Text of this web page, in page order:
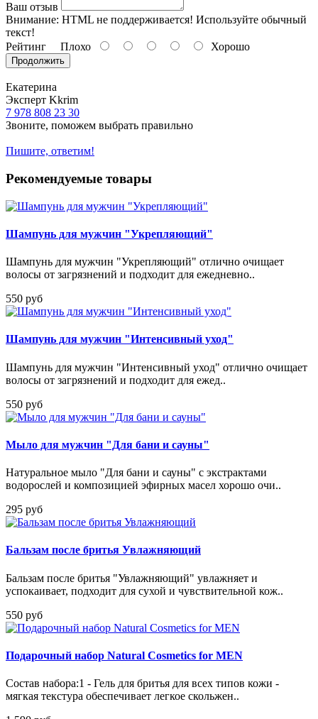
Ваш отзыв
Внимание: HTML не поддерживается! Используйте обычный
текст!
Рейтинг Плохо Хорошо
Продолжить
Екатерина
Эксперт Kkrim
7 978 808 23 30
Звоните, поможем выбрать правильно
Пишите, ответим!
Рекомендуемые товары
Шампунь для мужчин "Укрепляющий"
Шампунь для мужчин "Укрепляющий" отлично очищает
волосы от загрязнений и подходит для ежедневно..
550 руб
Шампунь для мужчин "Интенсивный уход"
Шампунь для мужчин "Интенсивный уход" отлично очищает
волосы от загрязнений и подходит для ежед..
550 руб
Мыло для мужчин "Для бани и сауны"
Натуральное мыло "Для бани и сауны" с экстрактами
водорослей и композицией эфирных масел хорошо очи..
295 руб
Бальзам после бритья Увлажняющий
Бальзам после бритья "Увлажняющий" увлажняет и
успокаивает, подходит для сухой и чувствительной кож..
550 руб
Подарочный набор Natural Cosmetics for MEN
Состав набора:1 - Гель для бритья для всех типов кожи -
мягкая текстура обеспечивает легкое скольжен..